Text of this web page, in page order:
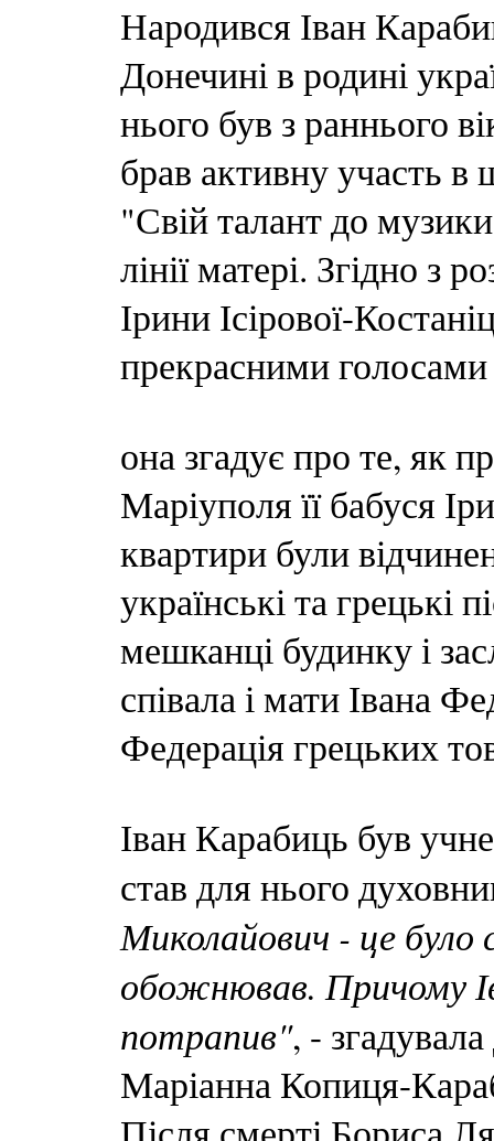
Народився Іван
Донечині в родині
нього був з раннього
брав активну участь в
"Свій талант до
лінії матері. Згідно з
Ірини Ісірової-
прекрасними
она згадує про те, як
Маріуполя її бабуся
квартири були
українські та грецькі
мешканці будинку і
співала і мати Івана
Федерація грецьких
Іван Карабиць був
став для нього
Миколайович - це
обожнював. Причому
потрапив", -
Маріанна Копиця-